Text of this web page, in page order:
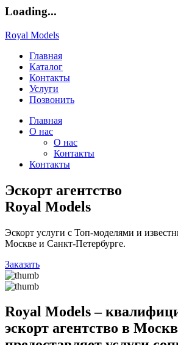
Loading...
Royal Models
Главная
Каталог
Контакты
Услуги
Позвонить
Главная
О нас
О нас
Контакты
Контакты
Эскорт агентство
Royal Models
Эскорт услуги с Топ-моделями и
Москве и Санкт-Петербурге.
Заказать
Royal Models –
эскорт агентство в